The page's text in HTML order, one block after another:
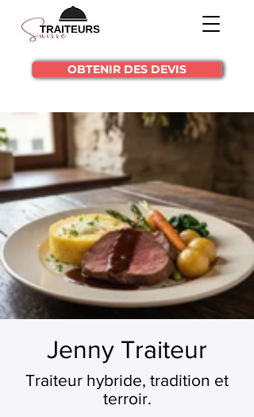
OBTENIR DES DEVIS
Jenny Traiteur
Traiteur hybride, tradition et
terroir.